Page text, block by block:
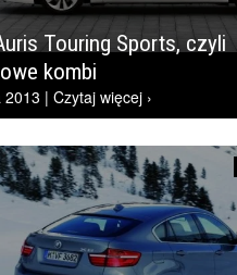
Touring Sports, czyli
kombi
| Czytaj więcej ›